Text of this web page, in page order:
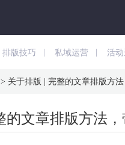
排版技巧 私域运营 活
> 关于排版 | 完整的文章排版方
的文章排版方法